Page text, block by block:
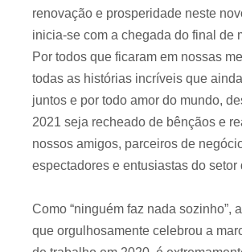
renovação e prosperidade neste
inicia-se com a chegada do final de
Por todos que ficaram em nossas
todas as histórias incríveis que
juntos e por todo amor do mundo,
2021 seja recheado de bênçãos e
nossos amigos, parceiros de
espectadores e entusiastas do setor
Como “ninguém faz nada sozinho”,
que orgulhosamente celebrou a